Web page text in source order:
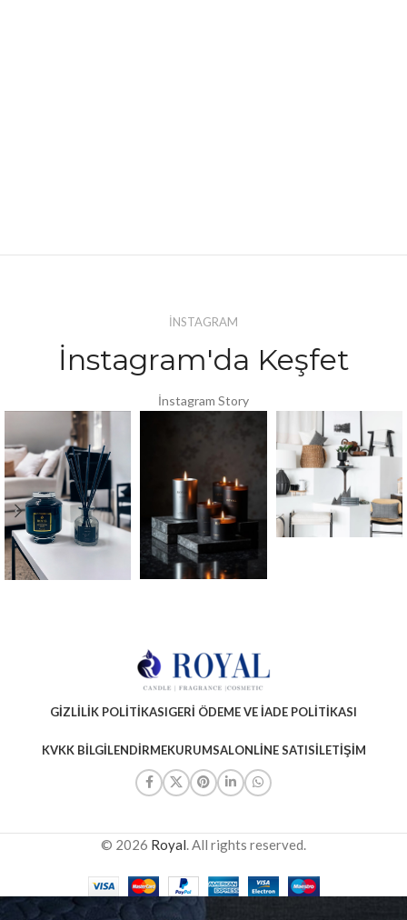
İNSTAGRAM
İnstagram'da Keşfet
İnstagram Story
GIZLILIK POLITIKASIGERI ÖDEME VE İADE POLITIKASI
KVKK BILGILENDIRMEKURUMSALONLINE SATISİLETIŞIM
© 2026 Royal. All rights reserved.